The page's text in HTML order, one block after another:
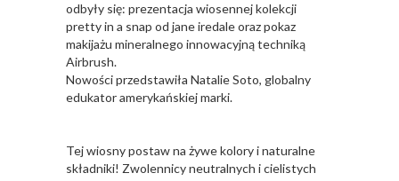
odbyły się: prezentacja wiosennej kolekcji
pretty in a snap od jane iredale oraz pokaz
makijażu mineralnego innowacyjną techniką
Airbrush.
Nowości przedstawiła Natalie Soto, globalny
edukator amerykańskiej marki.
Tej wiosny postaw na żywe kolory i naturalne
składniki! Zwolennicy neutralnych i cielistych